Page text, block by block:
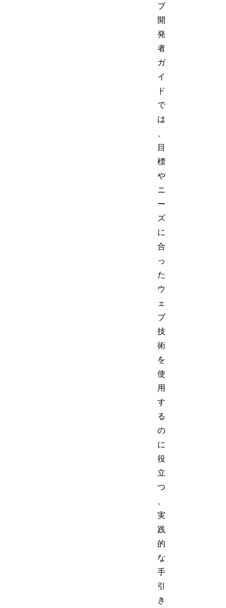
ブ
開
発
者
ガ
イ
ド
で
は
目
標
や
ニ
ー
ズ
に
合
っ
た
ウ
ェ
ブ
技
術
を
使
用
す
る
の
に
役
立
つ
実
践
的
な
手
引
き